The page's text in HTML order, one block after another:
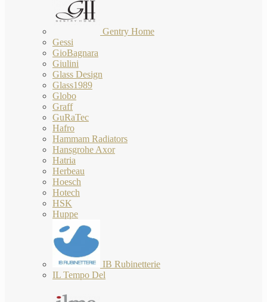
Gentry Home
Gessi
GioBagnara
Giulini
Glass Design
Glass1989
Globo
Graff
GuRaTec
Hafro
Hammam Radiators
Hansgrohe Axor
Hatria
Herbeau
Hoesch
Hotech
HSK
Huppe
IB Rubinetterie
IL Tempo Del